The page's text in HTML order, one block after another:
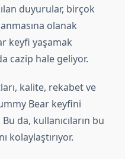
duyurular, birçok
olanak
keyfi yaşamak
cazip hale geliyor.
kalite, rekabet ve
Bear keyfini
da, kullanıcıların bu
kolaylaştırıyor.